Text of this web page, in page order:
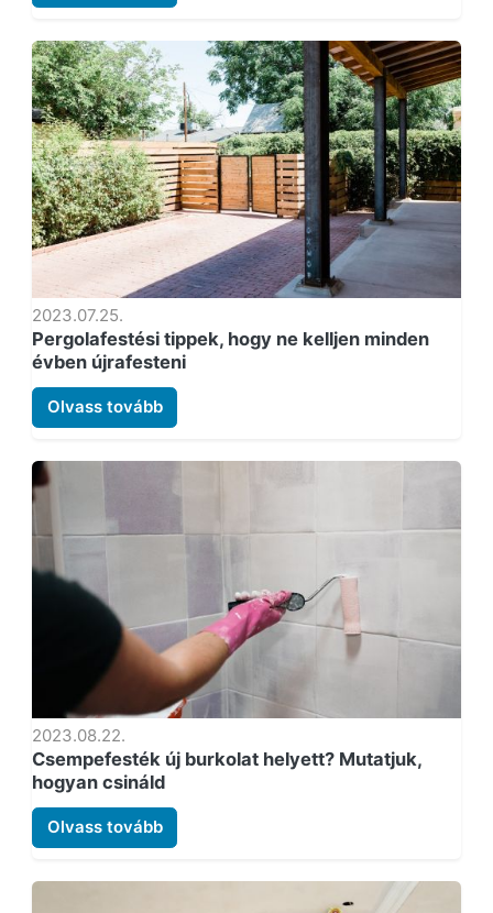
2023.07.25.
Pergolafestési tippek, hogy ne kelljen minden
évben újrafesteni
Olvass tovább
2023.08.22.
Csempefesték új burkolat helyett? Mutatjuk,
hogyan csináld
Olvass tovább